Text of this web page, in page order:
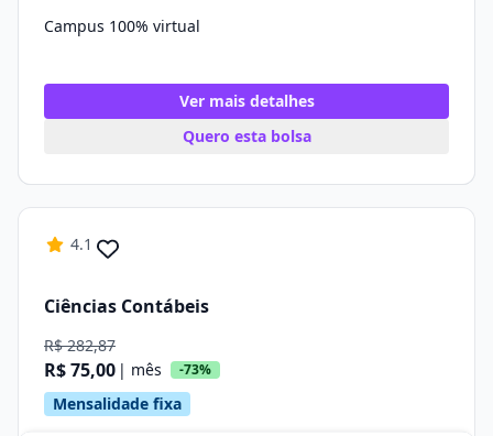
Campus 100% virtual
Ver mais detalhes
Quero esta bolsa
4.1
Ciências Contábeis
R$ 282,87
R$ 75,00 | mês -73%
Mensalidade fixa